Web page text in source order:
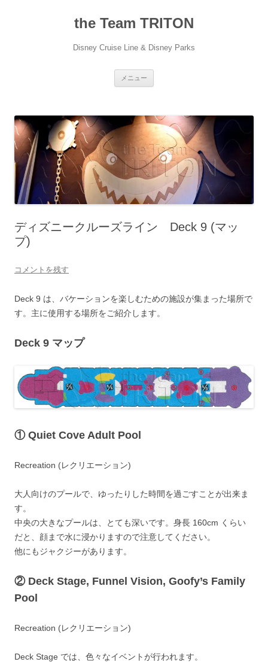
the Team TRITON
Disney Cruise Line & Disney Parks
メニュー
ディズニークルーズライン Deck 9 (マッ
プ)
コメントを残す
Deck 9 は、バケーションを楽しむための施設が集まった場所で
す。主に使用する場所をご紹介します。
Deck 9 マップ
①Quiet Cove Adult Pool
Recreation (レクリエーション)
大人向けのプールで、ゆったりした時間を過ごすことが出来ま
す。
中央の大きなプールは、とても深いです。身長 160cm くらい
だと、顔まで水に浸かりますので注意してください。
他にもジャクジーがあります。
②Deck Stage, Funnel Vision, Goofy’s Family
Pool
Recreation (レクリエーション)
Deck Stage では、色々なイベントが行われます。